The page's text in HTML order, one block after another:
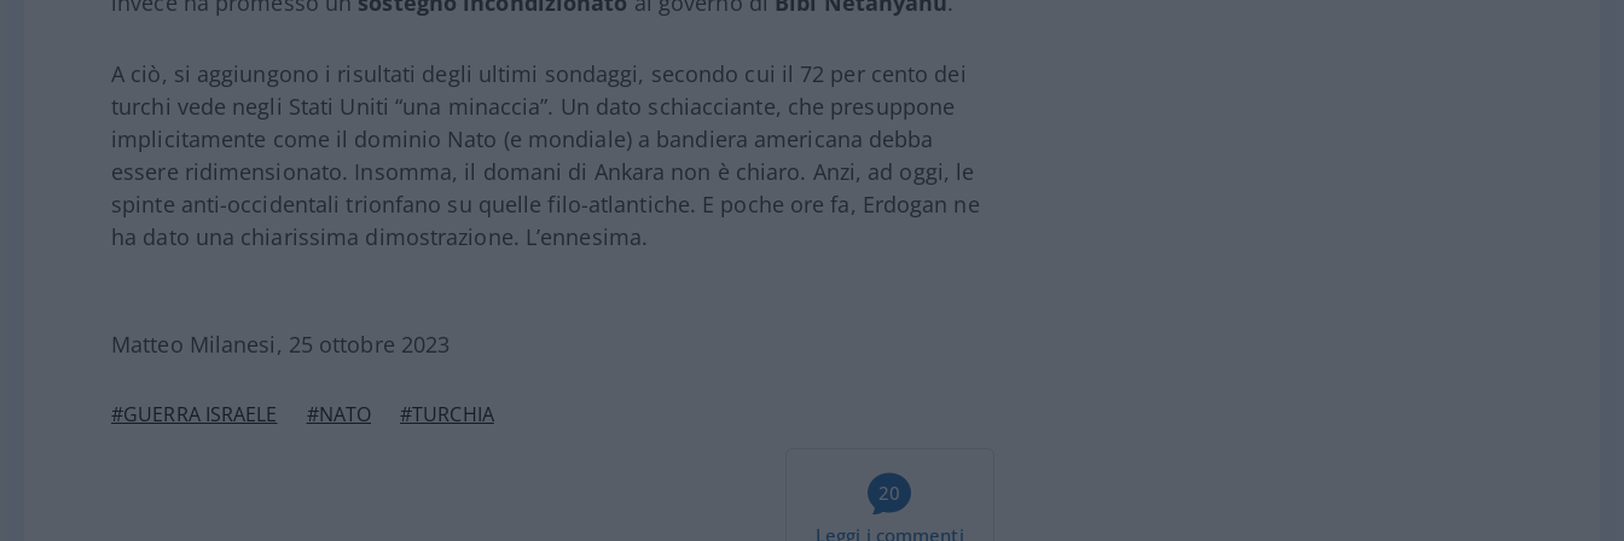
A ciò, si aggiungono i risultati degli ultimi sondaggi, secondo cui il 72 per cento dei
turchi vede negli Stati Uniti “una minaccia”. Un dato schiacciante, che presuppone
implicitamente come il dominio Nato (e mondiale) a bandiera americana debba
essere ridimensionato. Insomma, il domani di Ankara non è chiaro. Anzi, ad oggi, le
spinte anti-occidentali trionfano su quelle filo-atlantiche. E poche ore fa, Erdogan ne
ha dato una chiarissima dimostrazione. L’ennesima.
Matteo Milanesi, 25 ottobre 2023
#GUERRA ISRAELE #NATO #TURCHIA
20
Leggi i commenti